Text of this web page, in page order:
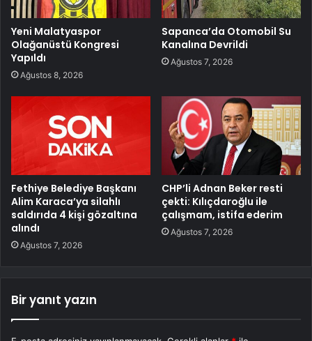
Yeni Malatyaspor
Olağanüstü Kongresi
Yapıldı
Ağustos 8, 2026
Sapanca’da Otomobil Su
Kanalına Devrildi
Ağustos 7, 2026
Fethiye Belediye Başkanı
Alim Karaca’ya silahlı
saldırıda 4 kişi gözaltına
alındı
Ağustos 7, 2026
CHP’li Adnan Beker resti
çekti: Kılıçdaroğlu ile
çalışmam, istifa ederim
Ağustos 7, 2026
Bir yanıt yazın